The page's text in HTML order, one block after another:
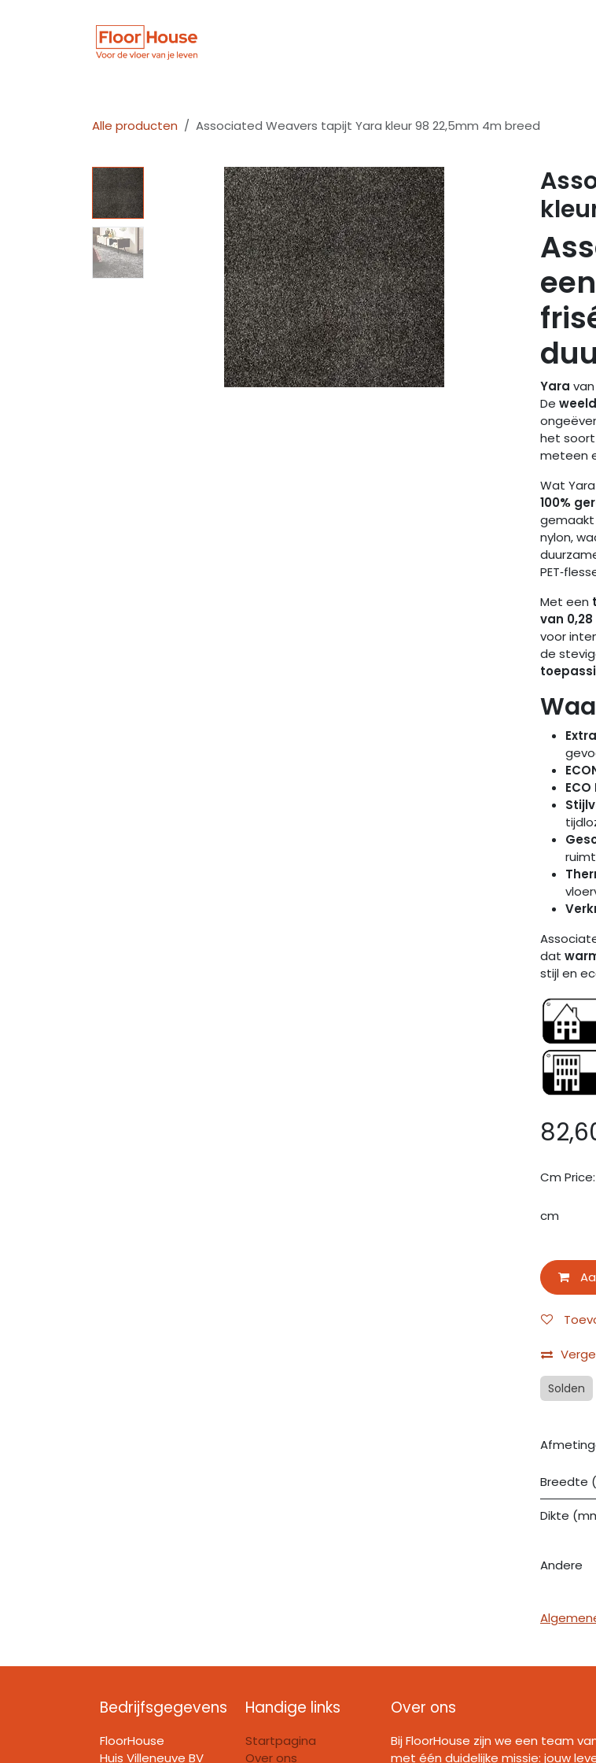
Alle producten Associated Weavers tapijt Yara kleur 98 22,5mm 4m breed
Yara
De
het
meteen
Wat
100%
gemaakt
nylon,
Met een
van 0,28
voor
de
dat
stijl en
Cm Price:
cm
Solden
Breedte
Dikte
Andere
Over ons
Bij FloorHouse zijn we een team
met één duidelijke missie: jouw
Handige links
Startpagina
Over ons
Bedrijfsgegevens
FloorHouse
Huis Villeneuve BV​